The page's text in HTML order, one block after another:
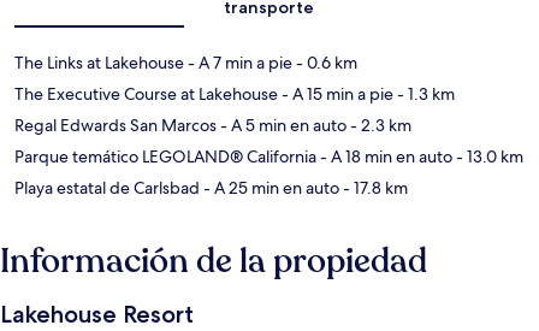
transporte
The Links at Lakehouse- A 7 min a pie- 0.6 km
The Executive Course at Lakehouse- A 15 min a pie- 1.3 km
Regal Edwards San Marcos- A 5 min en auto- 2.3 km
Parque temático LEGOLAND® California- A 18 min en auto- 13.0 km
Playa estatal de Carlsbad - A 25 min en auto- 17.8 km
Información de la propiedad
Lakehouse Resort